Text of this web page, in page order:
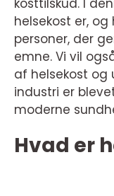
kosttilskud. I
helsekost er,
personer, der
emne. Vi vil
af helsekost og
industri er
moderne
Hvad er